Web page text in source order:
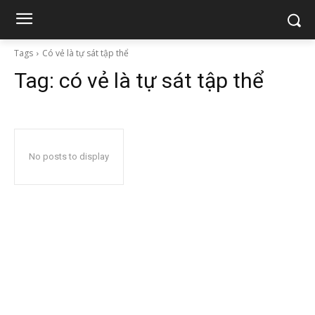
Tags Có vẻ là tự sát tập thể
Tag: có vẻ là tự sát tập thể
No posts to display